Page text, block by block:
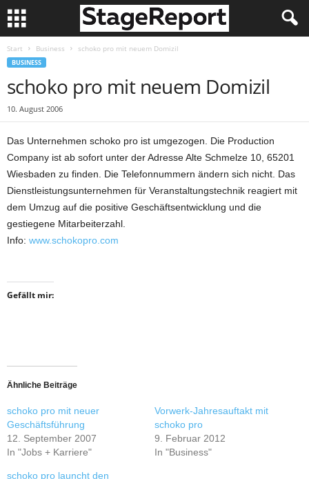
Start Business schoko pro mit neuem Domizil
BUSINESS
schoko pro mit neuem Domizil
10. August 2006
Das Unternehmen schoko pro ist umgezogen. Die Production
Company ist ab sofort unter der Adresse Alte Schmelze 10, 65201
Wiesbaden zu finden. Die Telefonnummern ändern sich nicht. Das
Dienstleistungsunternehmen für Veranstaltungstechnik reagiert mit
dem Umzug auf die positive Geschäftsentwicklung und die
gestiegene Mitarbeiterzahl.
Info: www.schokopro.com
Gefällt mir:
Ähnliche Beiträge
schoko pro mit neuer
Geschäftsführung
12. September 2007
In "Jobs + Karriere"
Vorwerk-Jahresauftakt mit
schoko pro
9. Februar 2012
In "Business"
schoko pro launcht den